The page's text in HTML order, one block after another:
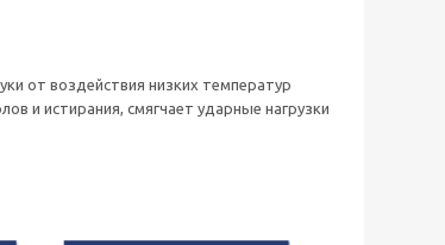
от воздействия низких температур
и истирания, смягчает ударные нагрузки